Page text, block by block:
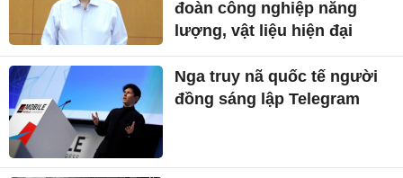
đoàn công nghiệp năng
lượng, vật liệu hiện đại
Nga truy nã quốc tế người
đồng sáng lập Telegram